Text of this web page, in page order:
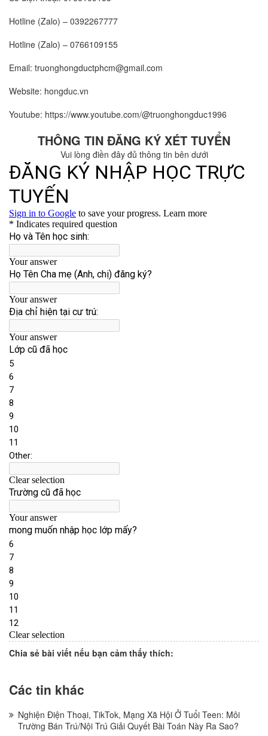
Hotline (Zalo) – 0392267777
Hotline (Zalo) – 0766109155
Email: truonghongductphcm@gmail.com
Website: hongduc.vn
Youtube: https://www.youtube.com/@truonghongduc1996
THÔNG TIN ĐĂNG KÝ XÉT TUYỂN
Vui lòng điền đây đủ thông tin bên dưới
Chia sẻ bài viết nếu bạn cảm thấy thích:
Các tin khác
Nghiện Điện Thoại, TikTok, Mạng Xã Hội Ở Tuổi Teen: Môi
Trường Bán Trú/Nội Trú Giải Quyết Bài Toán Này Ra Sao?